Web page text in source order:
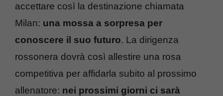
accettare così la destinazione chiamata
Milan: una mossa a sorpresa per
conoscere il suo futuro. La dirigenza
rossonera dovrà così allestire una rosa
competitiva per affidarla subito al prossimo
allenatore: nei prossimi giorni ci sarà